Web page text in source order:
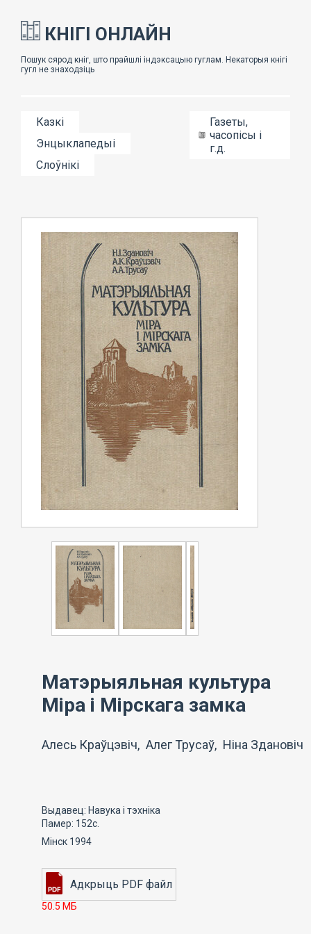
КНІГІ ОНЛАЙН
Казкі
Энцыклапедыі
Слоўнікі
Газеты,
часопісы і
г.д.
Матэрыяльная культура
Міра і Мірскага замка
Алесь Краўцэвіч, Алег Трусаў, Ніна Здановіч
Выдавец: Навука і тэхніка
Памер: 152с.
Мінск 1994
50.5 МБ